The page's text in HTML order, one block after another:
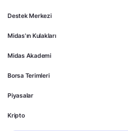
Destek Merkezi
Midas'ın Kulakları
Midas Akademi
Borsa Terimleri
Piyasalar
Kripto